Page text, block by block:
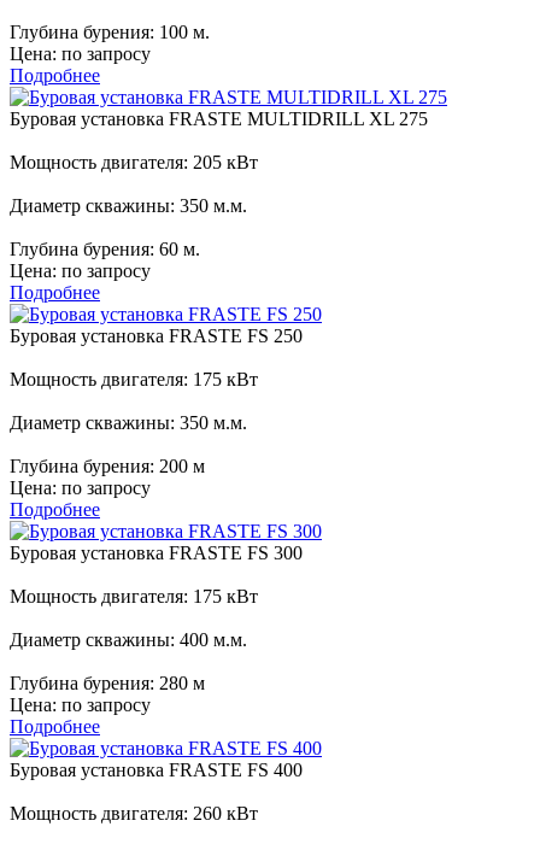
Глубина бурения: 100 м.
Цена: по запросу
Подробнее
Буровая установка FRASTE MULTIDRILL XL 275
Мощность двигателя: 205 кВт
Диаметр скважины: 350 м.м.
Глубина бурения: 60 м.
Цена: по запросу
Подробнее
Буровая установка FRASTE FS 250
Мощность двигателя: 175 кВт
Диаметр скважины: 350 м.м.
Глубина бурения: 200 м
Цена: по запросу
Подробнее
Буровая установка FRASTE FS 300
Мощность двигателя: 175 кВт
Диаметр скважины: 400 м.м.
Глубина бурения: 280 м
Цена: по запросу
Подробнее
Буровая установка FRASTE FS 400
Мощность двигателя: 260 кВт